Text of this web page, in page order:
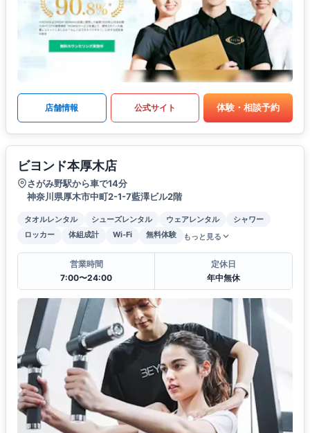
店舗情報 公式サイト 体験・相談予約
ビヨンド本厚木店
さがみ野駅から車で14分
神奈川県厚木市中町2-1-7藍澤ビル2階
タオルレンタル シューズレンタル ウェアレンタル
シャワー
ロッカー
体組成計 Wi-Fi 無料体験 もっと見る
営業時間
7:00〜24:00
定休日
年中無休